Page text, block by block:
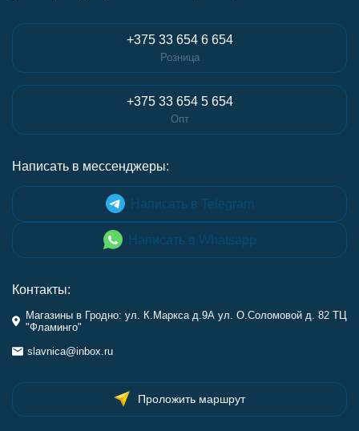
+375 33 654 6 654
Розница
+375 33 654 5 654
Опт
Написать в мессенджеры:
Написать в Telegram
Написать в Whatsapp
Контакты:
Магазины в Гродно: ул. К.Маркса д.9А ул. О.Соломовой д. 82 ТЦ
"Фламинго"
slavnica@inbox.ru
Проложить маршрут